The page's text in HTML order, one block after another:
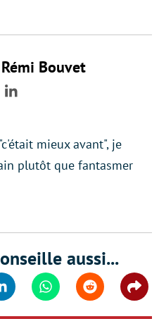
Rémi Bouvet
LinkedIn
mieux avant", je
plutôt que fantasmer
aussi...
Linkedin WhatsappReddit